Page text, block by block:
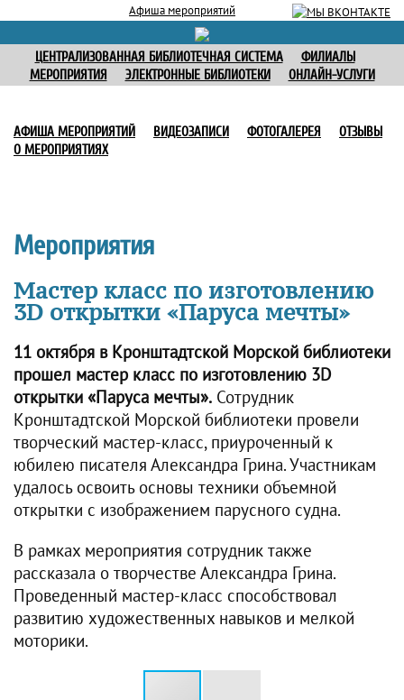
Афиша мероприятий
ЦЕНТРАЛИЗОВАННАЯ БИБЛИОТЕЧНАЯ СИСТЕМА
ФИЛИАЛЫ
МЕРОПРИЯТИЯ
ЭЛЕКТРОННЫЕ БИБЛИОТЕКИ ОНЛАЙН-УСЛУГИ
АФИША МЕРОПРИЯТИЙ ВИДЕОЗАПИСИ ФОТОГАЛЕРЕЯ
ОТЗЫВЫ
О МЕРОПРИЯТИЯХ
Мероприятия
Мастер класс по изготовлению
3D открытки «Паруса мечты»
11 октября в Кронштадтской Морской библиотеки
прошел мастер класс по изготовлению 3D
открытки «Паруса мечты». Сотрудник
Кронштадтской Морской библиотеки провели
творческий мастер-класс, приуроченный к
юбилею писателя Александра Грина. Участникам
удалось освоить основы техники объемной
открытки с изображением парусного судна.
В рамках мероприятия сотрудник также
рассказала о творчестве Александра Грина.
Проведенный мастер-класс способствовал
развитию художественных навыков и мелкой
моторики.